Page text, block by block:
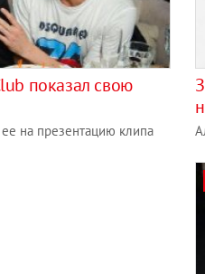
показал свою
на презентацию клипа